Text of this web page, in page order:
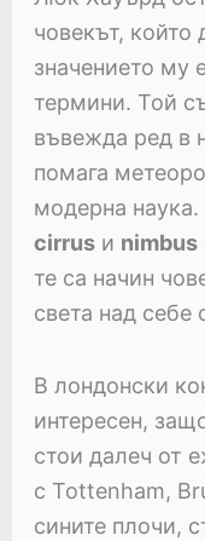
човекът, който
значението му
термини. Той
въвежда ред в
помага
модерна
cirrusи nimbus
те са начин
света над себе
В лондонски
интересен,
стои далеч от
с Tottenham,
сините плочи,